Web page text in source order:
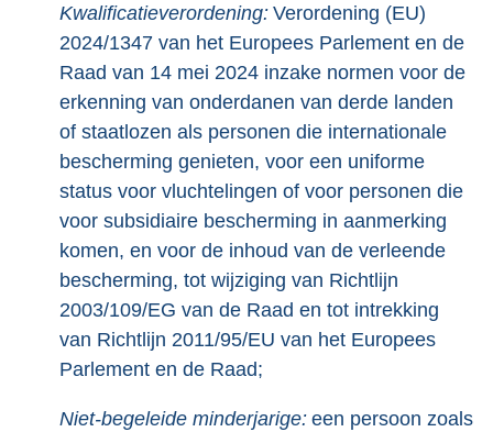
Kwalificatieverordening: Verordening (EU)
2024/1347 van het Europees Parlement en de
Raad van 14 mei 2024 inzake normen voor de
erkenning van onderdanen van derde landen
of staatlozen als personen die internationale
bescherming genieten, voor een uniforme
status voor vluchtelingen of voor personen die
voor subsidiaire bescherming in aanmerking
komen, en voor de inhoud van de verleende
bescherming, tot wijziging van Richtlijn
2003/109/EG van de Raad en tot intrekking
van Richtlijn 2011/95/EU van het Europees
Parlement en de Raad;
Niet-begeleide minderjarige: een persoon zoals